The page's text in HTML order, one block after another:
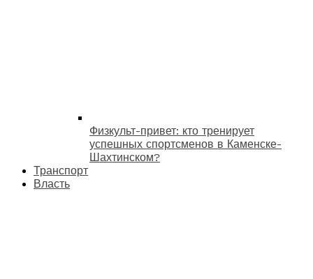
Физкульт-привет: кто тренирует
успешных спортсменов в Каменске-
Шахтинском?
Транспорт
Власть